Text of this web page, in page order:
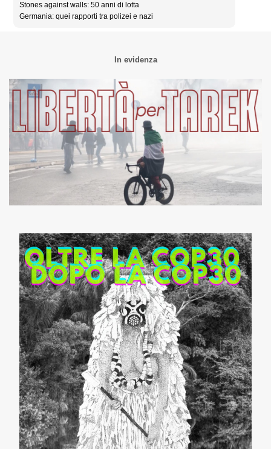
Stones against walls: 50 anni di lotta
Germania: quei rapporti tra polizei e nazi
In evidenza